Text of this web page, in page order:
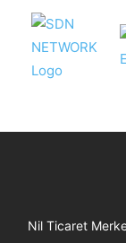
Nil Ticaret